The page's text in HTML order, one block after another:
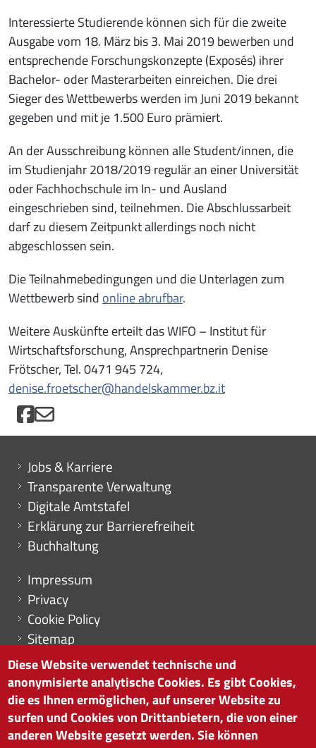
Interessierte Studierende können sich für die zweite
Ausgabe vom 18. März bis 3. Mai 2019 bewerben und
entsprechende Forschungskonzepte (Exposés) ihrer
Bachelor- oder Masterarbeiten einreichen. Die drei
Sieger des Wettbewerbs werden im Juni 2019 bekannt
gegeben und mit je 1.500 Euro prämiert.
An der Ausschreibung können alle Student/innen, die
im Studienjahr 2018/2019 regulär an einer Universität
oder Fachhochschule im In- und Ausland
eingeschrieben sind, teilnehmen. Die Abschlussarbeit
darf zu diesem Zeitpunkt allerdings noch nicht
abgeschlossen sein.
Die Teilnahmebedingungen und die Unterlagen zum
Wettbewerb sindonline abrufbar.
Weitere Auskünfte erteilt das WIFO – Institut für
Wirtschaftsforschung, Ansprechpartnerin Denise
Frötscher, Tel. 0471 945 724,
denise.froetscher@handelskammer.bz.it
Mini menu di servizio
Jobs & Karriere
Transparente Verwaltung
Digitale Amtstafel
Erklärung zur Barrierefreiheit
Buchhaltung
Menu footer
Impressum
Privacy
Cookie Policy
Sitemap
Cookie-Einstellungen
HANDELSKAMMER BOZEN
Diese Website verwendet technische und
anonymisierte analytische Cookies. Es gibt Cookies,
die es Ihnen ermöglichen, auf unserer Website zu
surfen und Cookies von Drittanbietern, die von einer
anderen Website gesetzt werden. Sie können